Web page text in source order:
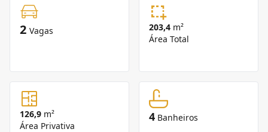
2 Vagas 203,4 m²
Área Total
126,9 m²
Área Privativa
4 Banheiros